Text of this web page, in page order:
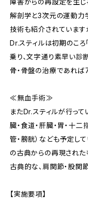
障害からの再設定を生じ
解剖学と3次元の運動力
技術も紹介されています
Dr.スティルは初期のころ
乗り、文字通り素早い診
骨・骨盤の治療であれば
≪無血手術≫
またDr.スティルが行っ
臓・食道・肝臓・胃・十二
管・膀胱）なども予定し
の古典からの再現された
古典的な、肩関節・股関
【実施要項】